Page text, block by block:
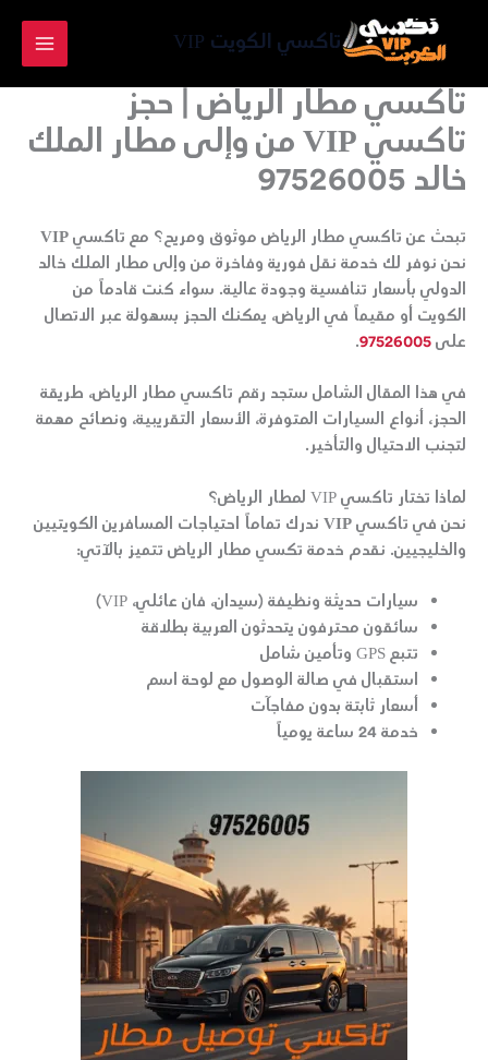
المحتوى
تاكسي الكويت VIP
تاكسي مطار الرياض | حجز
تاكسي VIP من وإلى مطار الملك
خالد 97526005
تبحث عن تاكسي مطار الرياض موثوق ومريح؟ مع تاكسي VIP
نحن نوفر لك خدمة نقل فورية وفاخرة من وإلى مطار الملك خالد
الدولي بأسعار تنافسية وجودة عالية. سواء كنت قادماً من
الكويت أو مقيماً في الرياض، يمكنك الحجز بسهولة عبر الاتصال
على97526005
.
في هذا المقال الشامل ستجد رقم تاكسي مطار الرياض، طريقة
الحجز، أنواع السيارات المتوفرة، الأسعار التقريبية، ونصائح مهمة
لتجنب الاحتيال والتأخير.
لماذا تختار تاكسي VIP لمطار الرياض؟
نحن في تاكسي VIP
ندرك تماماً احتياجات المسافرين الكويتيين
والخليجيين. نقدم خدمة تكسي مطار الرياض تتميز بالآتي:
سيارات حديثة ونظيفة (سيدان، فان عائلي، VIP)
سائقون محترفون يتحدثون العربية بطلاقة
تتبع GPS وتأمين شامل
استقبال في صالة الوصول مع لوحة اسم
أسعار ثابتة بدون مفاجآت
خدمة 24 ساعة يومياً